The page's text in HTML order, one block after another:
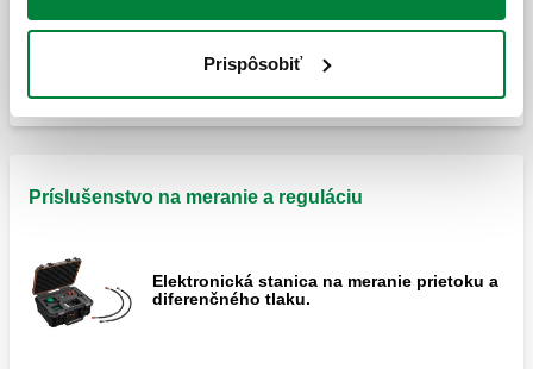
Prispôsobiť
stupnicou.
Príslušenstvo na meranie a reguláciu
Elektronická stanica na meranie prietoku a
diferenčného tlaku.